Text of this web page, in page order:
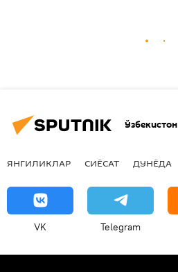
Ўзбекистон
ЯНГИЛИКЛАР СИЁСАТ ДУНЁДА
VK Telegram